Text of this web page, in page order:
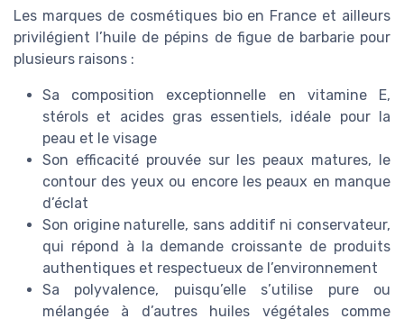
Les marques de cosmétiques bio en France et ailleurs
privilégient l’huile de pépins de figue de barbarie pour
plusieurs raisons :
Sa composition exceptionnelle en vitamine E,
stérols et acides gras essentiels, idéale pour la
peau et le visage
Son efficacité prouvée sur les peaux matures, le
contour des yeux ou encore les peaux en manque
d’éclat
Son origine naturelle, sans additif ni conservateur,
qui répond à la demande croissante de produits
authentiques et respectueux de l’environnement
Sa polyvalence, puisqu’elle s’utilise pure ou
mélangée à d’autres huiles végétales comme